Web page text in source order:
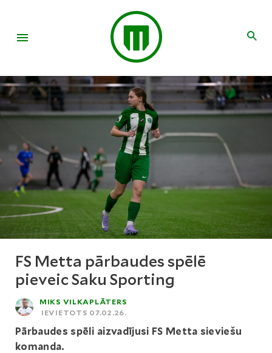
FS Metta pārbaudes spēlē
pieveic Saku Sporting
MIKS VILKAPLĀTERS
IEVIETOTS 07.02.26.
Pārbaudes spēli aizvadījusi FS Metta sieviešu
komanda.